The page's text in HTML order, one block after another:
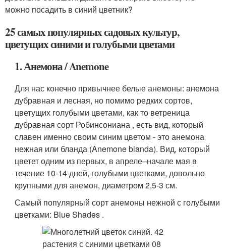
можно посадить в синий цветник?
25 самых популярных садовых культур,
цветущих синими и голубыми цветами
1. Анемона / Anemone
Для нас конечно привычнее белые анемоны: анемона
дубравная и лесная, но помимо редких сортов,
цветущих голубыми цветами, как то ветреница
дубравная сорт Робинсониана , есть вид, который
славен именно своим синим цветом - это анемона
нежная или бланда (Anemone blanda). Вид, который
цветет одним из первых, в апреле–начале мая в
течение 10-14 дней, голубыми цветками, довольно
крупными для анемон, диаметром 2,5-3 см.
Самый популярный сорт анемоны нежной с голубыми
цветками: Blue Shades .